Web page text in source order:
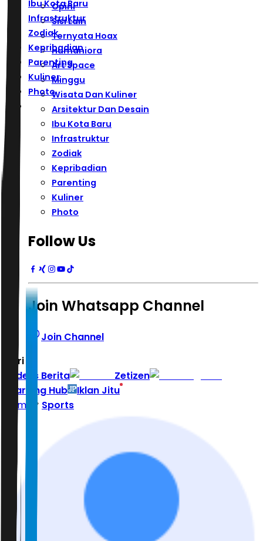
Ibu Kota Baru
Infrastruktur
Zodiak
Kepribadian
Parenting
Kuliner
Photo
Opini
Sisi Lain
Ternyata Hoax
Humaniora
Art Space
Minggu
Wisata Dan Kuliner
Arsitektur Dan Desain
Ibu Kota Baru
Infrastruktur
Zodiak
Kepribadian
Parenting
Kuliner
Photo
Follow Us
Join Whatsapp Channel
Join Channel
Hari ini
Indeks Berita
Zetizen
Learning Hub
Iklan Jitu
Home
Sports